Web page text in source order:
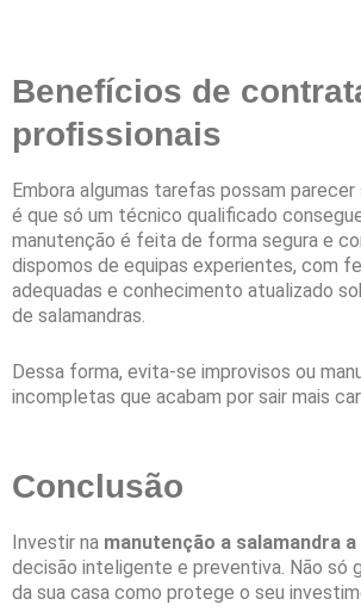
Benefícios de
profissionais
Embora algumas tarefas possam parecer
é que só um técnico qualificado
manutenção é feita de forma segura e
dispomos de equipas experientes, com
adequadas e conhecimento atualizado
de salamandras.
Dessa forma, evita-se improvisos ou
incompletas que acabam por sair mais
Conclusão
Investir na manutenção a salamandra
decisão inteligente e preventiva. Não só
da sua casa como protege o seu